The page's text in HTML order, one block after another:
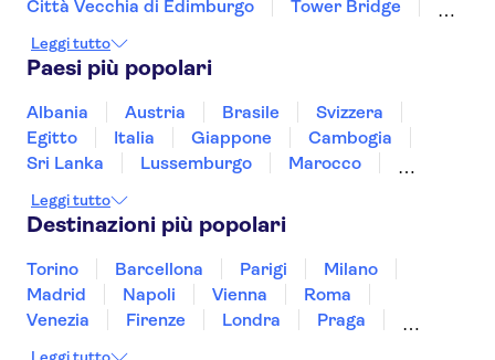
Città Vecchia di Edimburgo
Tower Bridge
Cattedrale di San Paolo
Tour di Harry Potter da Londra
Harry Potter Studios
West End di Londra
Liverpool crociera sul fiume
Leggi tutto
Paesi più popolari
Albania Austria Brasile
Svizzera
Egitto
Italia Giappone
Cambogia
Sri Lanka
Lussemburgo
Marocco
Slovenia
Thailandia Tunisia
Vietnam
Leggi tutto
Destinazioni più popolari
Torino Barcellona Parigi
Milano
Madrid
Napoli Vienna
Roma
Venezia
Firenze Londra
Praga